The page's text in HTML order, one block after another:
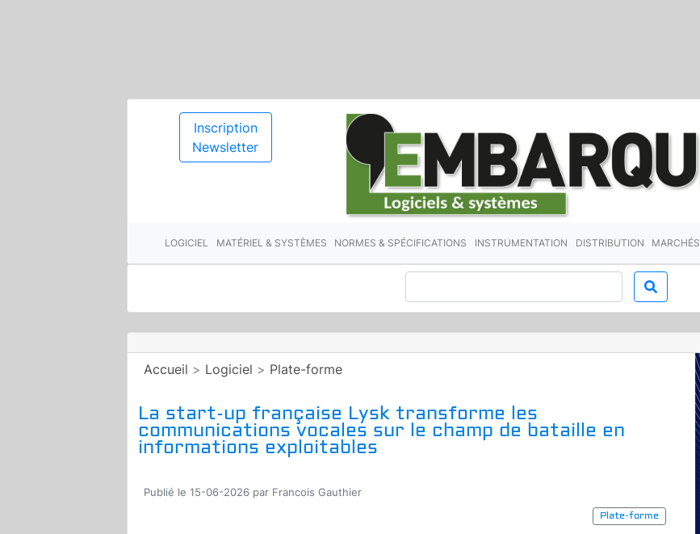
Inscription
Newsletter
LOGICIEL MATÉRIEL & SYSTÈMES NORMES & SPÉCIFICATIONS INSTRUMENTATION DISTRIBUTION MARCHÉS
Accueil > Logiciel > Plate-forme
La start-up française Lysk transforme les
communications vocales sur le champ de bataille en
informations exploitables
Publié le 15-06-2026 par Francois Gauthier
Plate-forme